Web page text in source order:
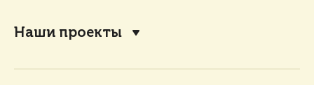
Наши проекты